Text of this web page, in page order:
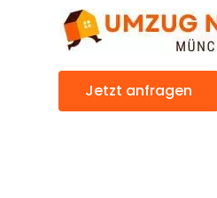
Jetzt anfragen